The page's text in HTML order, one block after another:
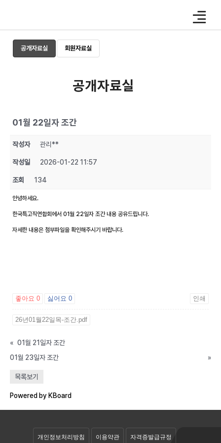
공개자료실 회원자료실
공개자료실
01월 22일자 조간
작성자 관리**
작성일 2026-01-22 11:57
조회 134
안녕하세요.
한국특고직연합회에서 01월 22일자 조간 내용 공유드립니다.
자세한 내용은 첨부파일을 확인해주시기 바랍니다.
좋아요 0 싫어요 0 인쇄
26년01월22일목-조간.pdf
« 01월 21일자 조간
01월 23일자 조간
»
목록보기
Powered by KBoard
개인정보처리방침 이용약관 자격증발급규정